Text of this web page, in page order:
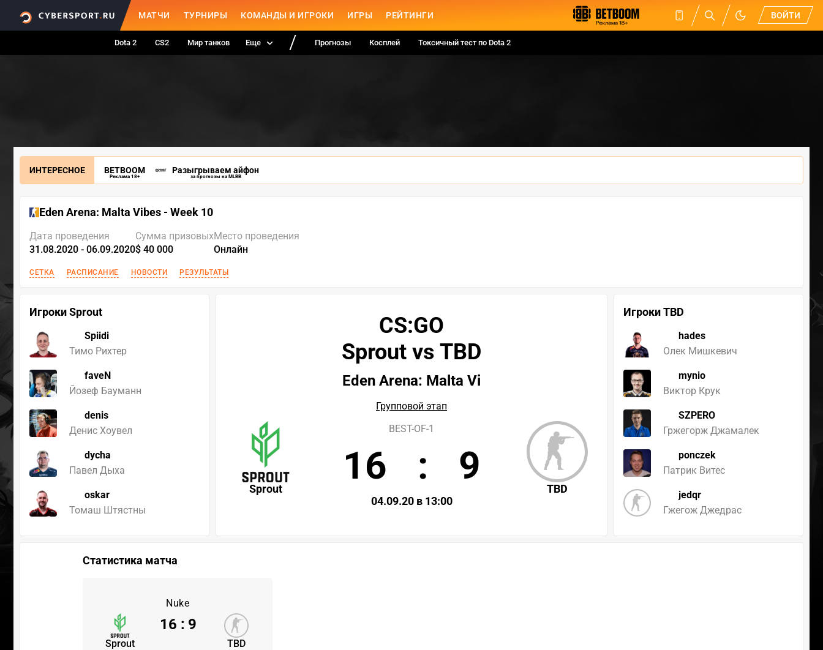
МАТЧИ ТУРНИРЫ КОМАНДЫ И ИГРОКИ ИГРЫ РЕЙТИНГИ ВОЙТИ
Dota 2 CS2 Мир танков Еще Прогнозы Косплей Токсичный тест по Dota 2
ИНТЕРЕСНОЕ BETBOOM
Реклама 18+
Разыгрываем айфон
за прогнозы на MLBB
Eden Arena: Malta Vibes - Week 10
Дата проведения
31.08.2020 - 06.09.2020
Сумма призовых
$ 40 000
Место проведения
Онлайн
СЕТКА РАСПИСАНИЕ НОВОСТИ РЕЗУЛЬТАТЫ
Игроки Sprout
Spiidi
Тимо Рихтер
faveN
Йозеф Бауманн
denis
Денис Хоувел
dycha
Павел Дыха
oskar
Томаш Штястны
Игроки TBD
hades
Олек Мишкевич
mynio
Виктор Крук
SZPERO
Гржегорж Джамалек
ponczek
Патрик Витес
jedqr
Гжегож Джедрас
CS:GO
Sprout vs TBD
Eden Arena: Malta Vi
Групповой этап
Sprout TBD
BEST-OF-1
16 : 9
04.09.20 в 13:00
Статистика матча
Nuke
Sprout TBD
16 : 9